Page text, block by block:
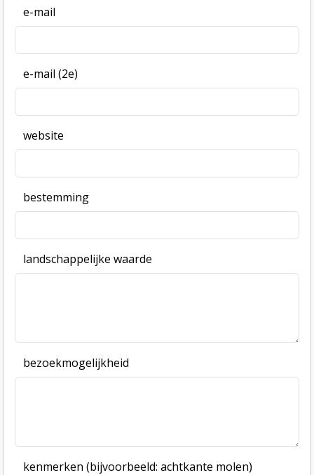
e-mail
e-mail (2e)
website
bestemming
landschappelijke waarde
bezoekmogelijkheid
kenmerken (bijvoorbeeld: achtkante molen)